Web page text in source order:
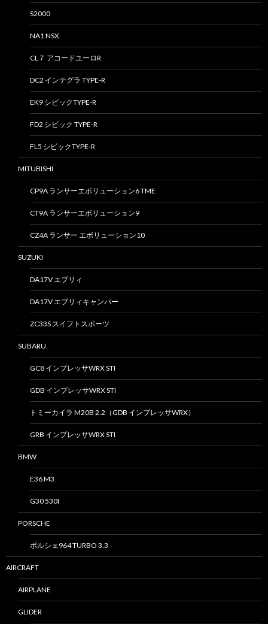
S2000
NA1 NSX
CL７ アコードユーロR
DC2 インテグラ TYPE-R
EK9 シビックTYPE-R
FD2 シビック TYPE-R
FL5 シビックTYPE-R
MITUBISHI
CP9A ランサーエボリューション6 TME
CT9A ランサーエボリューション9
CZ4A ランサー エボリューション10
SUZUKI
DA17V エブリィ
DA17V エブリィキャンパー
ZC33S スイフトスポーツ
SUBARU
GC8 インプレッサWRX STI
GDB インプレッサWRX STI
トミーカイラ M20B 2.2（GDB インプレッサWRX）
GRB インプレッサWRX STI
BMW
E36 M3
G30 530I
PORSCHE
ポルシェ964 TURBO 3.3
AIRCRAFT
AIRPLANE
GLIDER